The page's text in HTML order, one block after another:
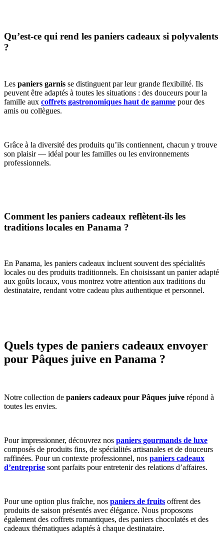
Qu’est-ce qui rend les paniers cadeaux si polyvalents
?
Les paniers garnis se distinguent par leur grande flexibilité. Ils
peuvent être adaptés à toutes les situations : des douceurs pour la
famille aux coffrets gastronomiques haut de gamme pour des
amis ou collègues.
Grâce à la diversité des produits qu’ils contiennent, chacun y trouve
son plaisir — idéal pour les familles ou les environnements
professionnels.
Comment les paniers cadeaux reflètent-ils les
traditions locales en Panama ?
En Panama, les paniers cadeaux incluent souvent des spécialités
locales ou des produits traditionnels. En choisissant un panier adapté
aux goûts locaux, vous montrez votre attention aux traditions du
destinataire, rendant votre cadeau plus authentique et personnel.
Quels types de paniers cadeaux envoyer
pour Pâques juive en Panama ?
Notre collection de paniers cadeaux pour Pâques juive répond à
toutes les envies.
Pour impressionner, découvrez nos paniers gourmands de luxe
composés de produits fins, de spécialités artisanales et de douceurs
raffinées. Pour un contexte professionnel, nos paniers cadeaux
d’entreprise sont parfaits pour entretenir des relations d’affaires.
Pour une option plus fraîche, nos paniers de fruits offrent des
produits de saison présentés avec élégance. Nous proposons
également des coffrets romantiques, des paniers chocolatés et des
cadeaux thématiques adaptés à chaque destinataire.